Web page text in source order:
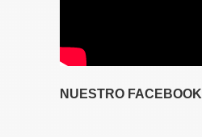
NUESTRO FACEBOOK